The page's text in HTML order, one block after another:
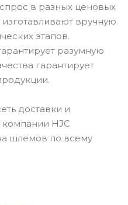
в разных ценовых
вручную
этапов.
разумную
гарантирует
доставки и
HJC
шлемов по всему